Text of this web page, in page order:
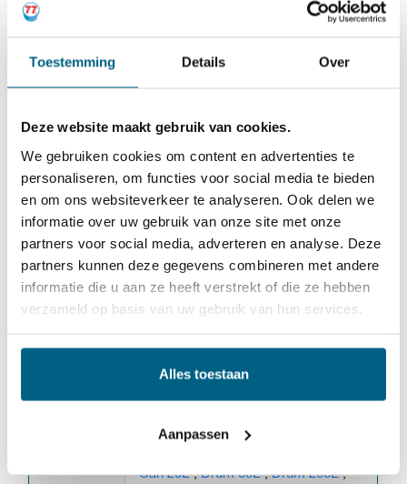
Toestemming Details Over
Deze website maakt gebruik van cookies.
We gebruiken cookies om content en advertenties te
personaliseren, om functies voor social media te bieden
en om ons websiteverkeer te analyseren. Ook delen we
informatie over uw gebruik van onze site met onze
partners voor social media, adverteren en analyse. Deze
partners kunnen deze gegevens combineren met andere
informatie die u aan ze heeft verstrekt of die ze hebben
verzameld op basis van uw gebruik van hun services.
Alles toestaan
Aanpassen
Zeer goede lage temperatuur eigenschappen.
Zeer hoge thermische- en oxidatiestabiliteit.
Uitstekende weerstand tegen schuimvorming,
corrosie en slijtage.
Hoge spreiding en detergency niveau.
Hoge viscositeitindex.
Verleng het olieafvoerinterval.
katalysatoren zoals TWC.
Can 20L ,Drum 60L ,Drum 200L ,